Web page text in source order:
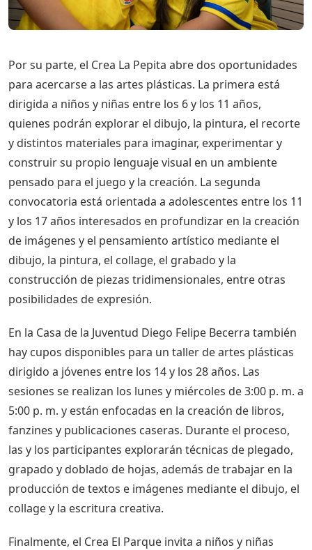
Por su parte, el Crea La Pepita abre dos oportunidades
para acercarse a las artes plásticas. La primera está
dirigida a niños y niñas entre los 6 y los 11 años,
quienes podrán explorar el dibujo, la pintura, el recorte
y distintos materiales para imaginar, experimentar y
construir su propio lenguaje visual en un ambiente
pensado para el juego y la creación. La segunda
convocatoria está orientada a adolescentes entre los 11
y los 17 años interesados en profundizar en la creación
de imágenes y el pensamiento artístico mediante el
dibujo, la pintura, el collage, el grabado y la
construcción de piezas tridimensionales, entre otras
posibilidades de expresión.
En la Casa de la Juventud Diego Felipe Becerra también
hay cupos disponibles para un taller de artes plásticas
dirigido a jóvenes entre los 14 y los 28 años. Las
sesiones se realizan los lunes y miércoles de 3:00 p. m. a
5:00 p. m. y están enfocadas en la creación de libros,
fanzines y publicaciones caseras. Durante el proceso,
las y los participantes explorarán técnicas de plegado,
grapado y doblado de hojas, además de trabajar en la
producción de textos e imágenes mediante el dibujo, el
collage y la escritura creativa.
Finalmente, el Crea El Parque invita a niños y niñas